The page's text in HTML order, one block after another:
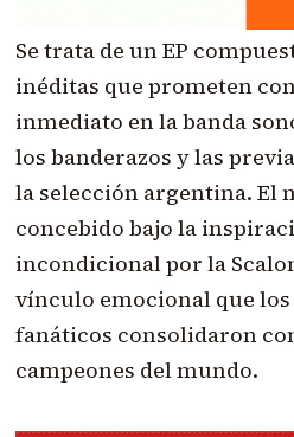
Se trata de un EP
inéditas que prometen
inmediato en la banda
los banderazos y las
la selección argentina. El
concebido bajo la
incondicional por la
vínculo emocional que
fanáticos consolidaron
campeones del mundo.